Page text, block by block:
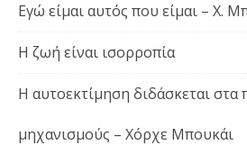
Εγώ είμαι αυτός που είμαι – Χ.
Η ζωή είναι ισορροπία
Η αυτοεκτίμηση διδάσκεται στα
μηχανισμούς – Χόρχε Μπουκάι